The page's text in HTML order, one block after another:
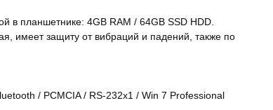
в планшетнике: 4GB RAM / 64GB SSD HDD.
имеет защиту от вибраций и падений, также по
/ PCMCIA / RS-232x1 / Win 7 Professional